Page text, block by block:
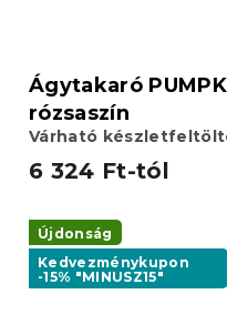
Ágytakaró
rózsaszín
Várható
6 324 Ft-tól
Újdonság
Kedvezménykupon
-15% "MINUSZ15"